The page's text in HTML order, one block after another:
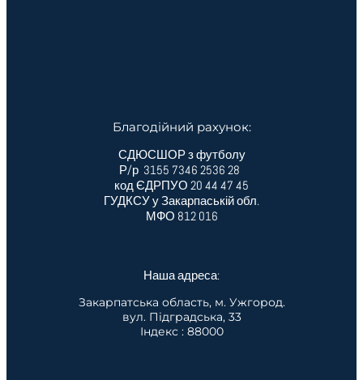
Благодійний рахунок:
СДЮСШОР з футболу
Р/р 3155 7346 2536 28
код ЄДРПУО 20 44 47 45
ГУДКСУ у Закарпаській обл.
МФО 812 016
Наша адреса:
Закарпатська область, м. Ужгород.
вул. Підградська, 33
Індекс : 88000